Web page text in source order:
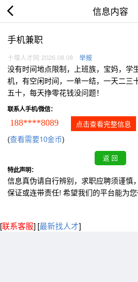
信息内容
手机兼职
十堰人才网 2026.08.08 举报
没有时间地点限制，上班族，宝妈，学
机，有空闲时间，一单一结，一天二三
五十，每天挣零花钱没问题！
联系人手机/微信：
188****8089 点击查看完整信息
(查看需要10金币)
特此声明：
信息真伪请自行辨别，求职应聘须谨慎
保证或连带责任! 希望我们的平台能为您
[联系客服] [最新找人才]